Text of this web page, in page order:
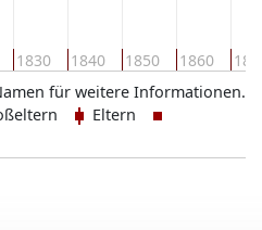
1830 1840 1850 1860
für weitere Informationen.
Eltern